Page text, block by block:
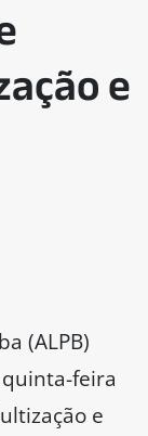
e
(ALPB)
feira
e